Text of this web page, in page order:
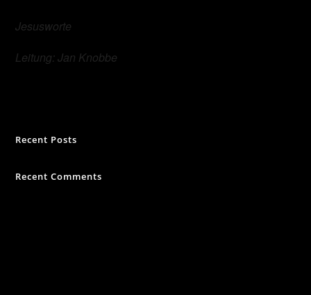
Jesusworte
Leitung: Jan Knobbe
Recent Posts
Recent Comments